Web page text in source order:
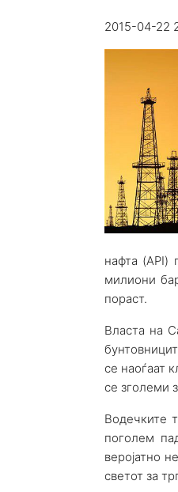
2015-04-22
нафта (API)
милиони
пораст.
Власта на
се наоѓаат
се зголеми
Водечките
поголем
веројатно
светот за